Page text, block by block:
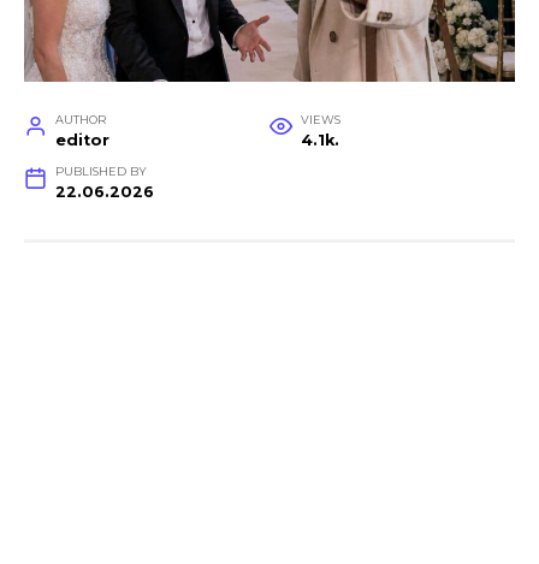
AUTHOR
editor
VIEWS
4.1k.
PUBLISHED BY
22.06.2026